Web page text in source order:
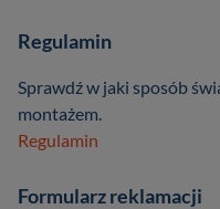
Regulamin
Sprawdź w jaki sposób
montażem.
Regulamin
Formularz reklamacji